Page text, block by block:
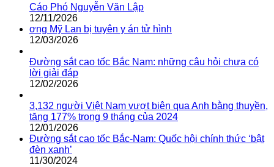
Cáo Phó Nguyễn Văn Lập
12/11/2026
ơng Mỹ Lan bị tuyên y án tử hình
12/03/2026
Đường sắt cao tốc Bắc Nam: những câu hỏi chưa có
lời giải đáp
12/02/2026
3,132 người Việt Nam vượt biên qua Anh bằng thuyền,
tăng 177% trong 9 tháng của 2024
12/01/2026
Đường sắt cao tốc Bắc-Nam: Quốc hội chính thức ‘bật
đèn xanh’
11/30/2024